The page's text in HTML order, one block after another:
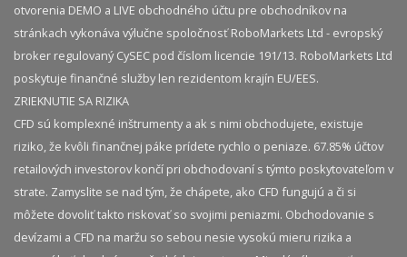
otvorenia DEMO a LIVE obchodného účtu pre obchodníkov na
stránkach vykonáva výlučne spoločnosť RoboMarkets Ltd - evropský
broker regulovaný CySEC pod číslom licencie 191/13. RoboMarkets Ltd
poskytuje finančné služby len rezidentom krajín EU/EES.
ZRIEKNUTIE SA RIZIKA
CFD sú komplexné inštrumenty a ak s nimi obchodujete, existuje
riziko, že kvôli finančnej páke prídete rychlo o peniaze. 67.85% účtov
retailových investorov končí pri obchodovaní s týmto poskytovateľom v
strate. Zamyslite se nad tým, že chápete, ako CFD fungujú a či si
môžete dovoliť takto riskovať so svojimi peniazmi. Obchodovanie s
devízami a CFD na maržu so sebou nesie vysokú mieru rizika a